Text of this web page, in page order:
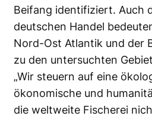
Beifang identifiziert. Auch
deutschen Handel
Nord-Ost Atlantik und der
zu den untersuchten
„Wir steuern auf eine
ökonomische und
die weltweite Fischerei